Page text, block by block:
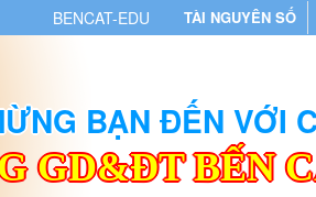
BENCAT-EDU TÀI NGUYÊN SỐ
BẠN ĐẾN VỚI
GD&ĐT BẾN